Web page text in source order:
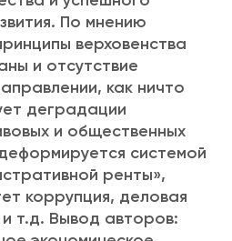
По мнению
верховенства
и отсутствие
как ничто
деградации
и общественных
системой
ренты»,
коррупция, деловая
и т.д. Вывод авторов: